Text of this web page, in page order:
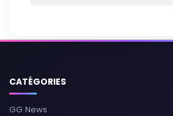
CATÉGORIES
GG News